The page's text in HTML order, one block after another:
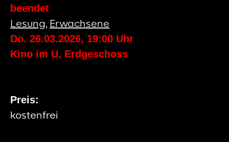
beendet
Lesung, Erwachsene
Do. 26.03.2026, 19:00 Uhr
Kino im U, Erdgeschoss
Preis:
kostenfrei